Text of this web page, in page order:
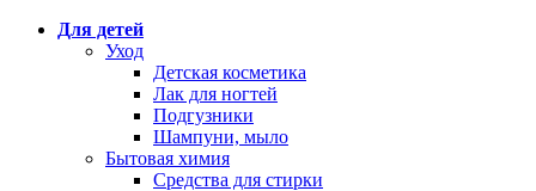
Для детей
Уход
Детская косметика
Лак для ногтей
Подгузники
Шампуни, мыло
Бытовая химия
Средства для стирки